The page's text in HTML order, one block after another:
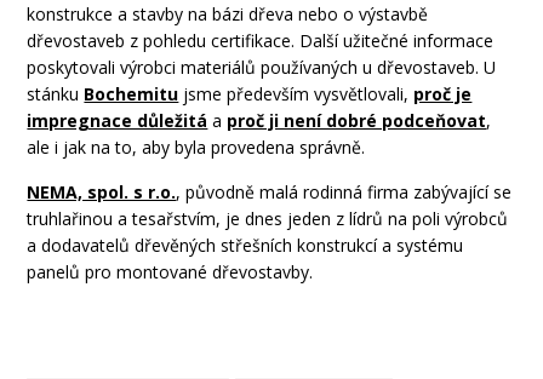
konstrukce a stavby na bázi dřeva nebo o výstavbě
dřevostaveb z pohledu certifikace. Další užitečné informace
poskytovali výrobci materiálů používaných u dřevostaveb. U
stánku Bochemitu jsme především vysvětlovali, proč je
impregnace důležitá a proč ji není dobré podceňovat,
ale i jak na to, aby byla provedena správně.
NEMA, spol. s r.o., původně malá rodinná firma zabývající se
truhlařinou a tesařstvím, je dnes jeden z lídrů na poli výrobců
a dodavatelů dřevěných střešních konstrukcí a systému
panelů pro montované dřevostavby.